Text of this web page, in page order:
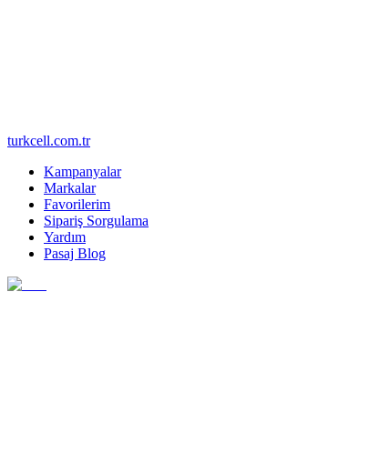
turkcell.com.tr
Kampanyalar
Markalar
Favorilerim
Sipariş Sorgulama
Yardım
Pasaj Blog